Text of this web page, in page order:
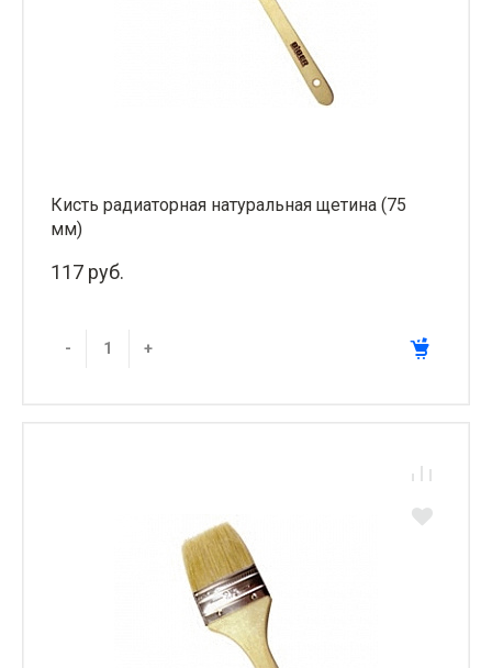
Кисть радиаторная натуральная щетина (75
мм)
117 руб.
- +